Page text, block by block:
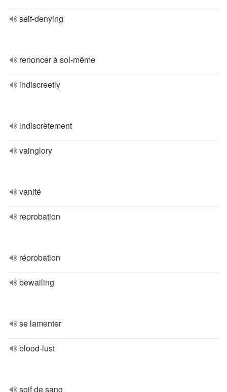
self-denying
renoncer à soi-même
indiscreetly
indiscrètement
vainglory
vanité
reprobation
réprobation
bewailing
se lamenter
blood-lust
soif de sang